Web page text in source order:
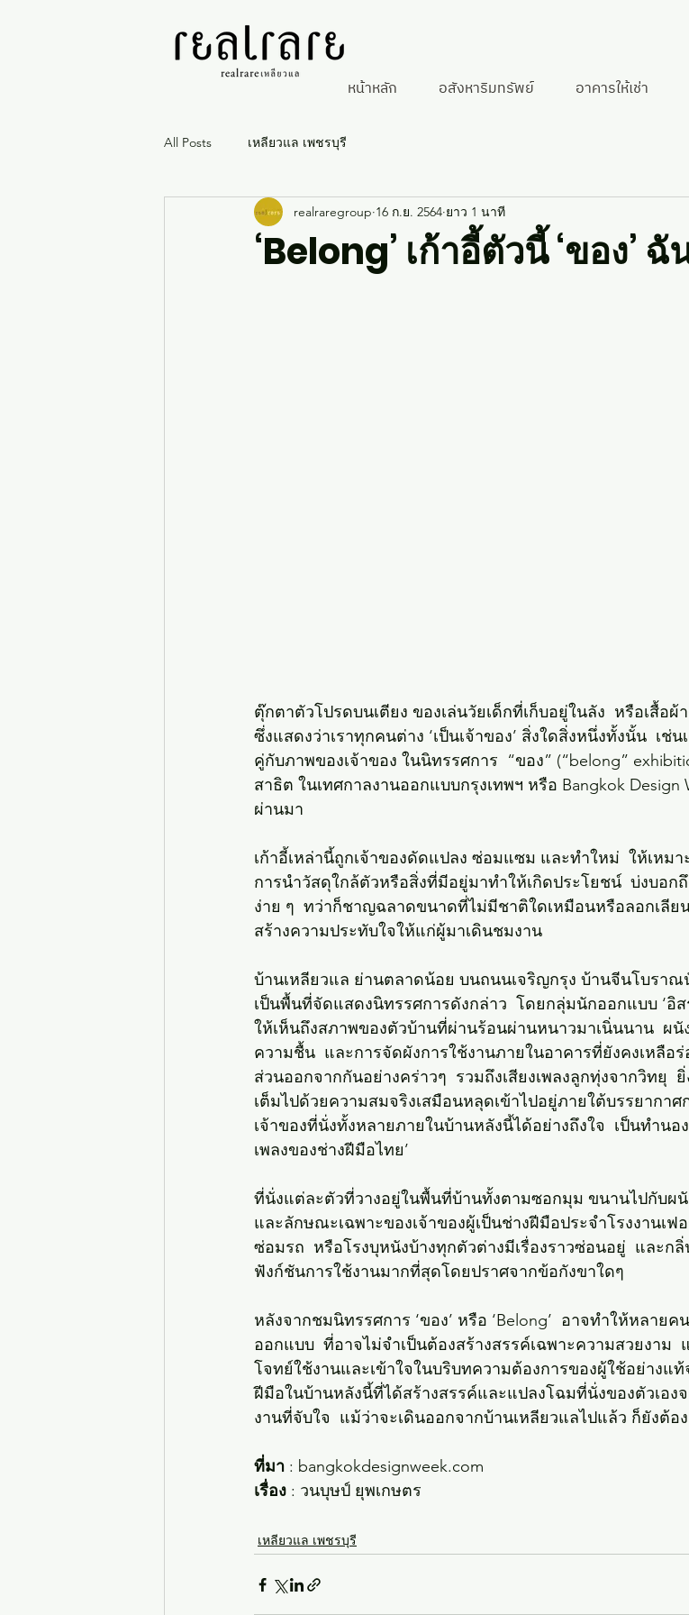
หน้าหลัก อสังหาริมทรัพย์ อาคารให้เช่า
All Posts เหลียวแล เพชรบุรี
‘Belong’ เก้าอี้ตัวนี้ ‘ของ’ ฉั
realraregroup 16 ก.ย. 2564 ยาว 1 นาที
ตุ๊กตาตัวโปรดบนเตียง ของเล่นวัยเด็กที่เก็บอยู่ในลัง  หรือเสื้อผ้
ซึ่งแสดงว่าเราทุกคนต่าง ‘เป็นเจ้าของ’ สิ่งใดสิ่งหนึ่งทั้งนั้น  เช่
คู่กับภาพของเจ้าของ ในนิทรรศการ  “ของ” (“belong”
สาธิต ในเทศกาลงานออกแบบกรุงเทพฯ หรือ Bangkok Design
ผ่านมา
เก้าอี้เหล่านี้ถูกเจ้าของดัดแปลง ซ่อมแซม และทำใหม่  ให้เหมา
การนำวัสดุใกล้ตัวหรือสิ่งที่มีอยู่มาทำให้เกิดประโยชน์  บ่งบอ
ง่าย ๆ  ทว่าก็ชาญฉลาดขนาดที่ไม่มีชาติใดเหมือนหรือลอกเลีย
สร้างความประทับใจให้แก่ผู้มาเดินชมงาน
บ้านเหลียวแล ย่านตลาดน้อย บนถนนเจริญกรุง บ้านจีนโบราณ
เป็นพื้นที่จัดแสดงนิทรรศการดังกล่าว  โดยกลุ่มนักออกแบบ ‘อิ
ให้เห็นถึงสภาพของตัวบ้านที่ผ่านร้อนผ่านหนาวมาเนิ่นนาน  ผ
ความชื้น  และการจัดผังการใช้งานภายในอาคารที่ยังคงเหลือ
ส่วนออกจากกันอย่างคร่าวๆ  รวมถึงเสียงเพลงลูกทุ่งจากวิทยุ
เต็มไปด้วยความสมจริงเสมือนหลุดเข้าไปอยู่ภายใต้บรรยากา
เจ้าของที่นั่งทั้งหลายภายในบ้านหลังนี้ได้อย่างถึงใจ  เป็นทำน
เพลงของช่างฝีมือไทย’
ที่นั่งแต่ละตัวที่วางอยู่ในพื้นที่บ้านทั้งตามซอกมุม ขนานไปกับผ
และลักษณะเฉพาะของเจ้าของผู้เป็นช่างฝีมือประจำโรงงานเฟ
ซ่อมรถ  หรือโรงบุหนังบ้างทุกตัวต่างมีเรื่องราวซ่อนอยู่  และก
ฟังก์ชันการใช้งานมากที่สุดโดยปราศจากข้อกังขาใดๆ
หลังจากชมนิทรรศการ ‘ของ’ หรือ ‘Belong’  อาจทำให้หลา
ออกแบบ  ที่อาจไม่จำเป็นต้องสร้างสรรค์เฉพาะความสวยงาม
โจทย์ใช้งานและเข้าใจในบริบทความต้องการของผู้ใช้อย่างแท้
ฝีมือในบ้านหลังนี้ที่ได้สร้างสรรค์และแปลงโฉมที่นั่งของตัวเอง
งานที่จับใจ  แม้ว่าจะเดินออกจากบ้านเหลียวแลไปแล้ว ก็ยังต้อ
ที่มา : bangkokdesignweek.com
เรื่อง : วนบุษป์ ยุพเกษตร
เหลียวแล เพชรบุรี